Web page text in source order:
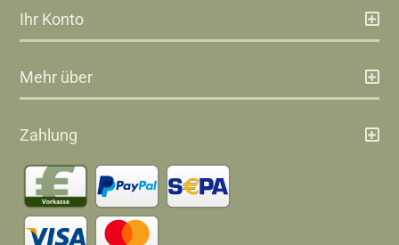
Ihr Konto
Mehr über
Zahlung